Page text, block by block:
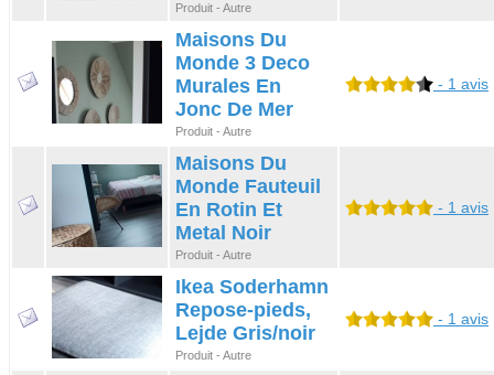
Produit - Autre
Maisons Du
Monde 3 Deco
Murales En
Jonc De Mer
Produit - Autre
- 1 avis
Maisons Du
Monde Fauteuil
En Rotin Et
Metal Noir
Produit - Autre
- 1 avis
Ikea Soderhamn
Repose-pieds,
Lejde Gris/noir
Produit - Autre
- 1 avis